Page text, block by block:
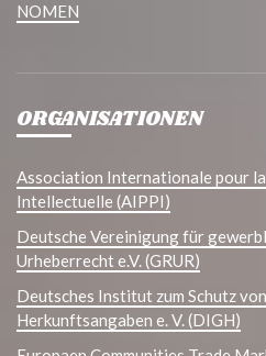
NOMEN
ORGANISATIONEN
Association Internationale pour
Intellectuelle (AIPPI)
Deutsche Vereinigung für
Urheberrecht e.V. (GRUR)
Deutsches Institut zum Schutz
Herkunftsangaben e. V. (DIGH)